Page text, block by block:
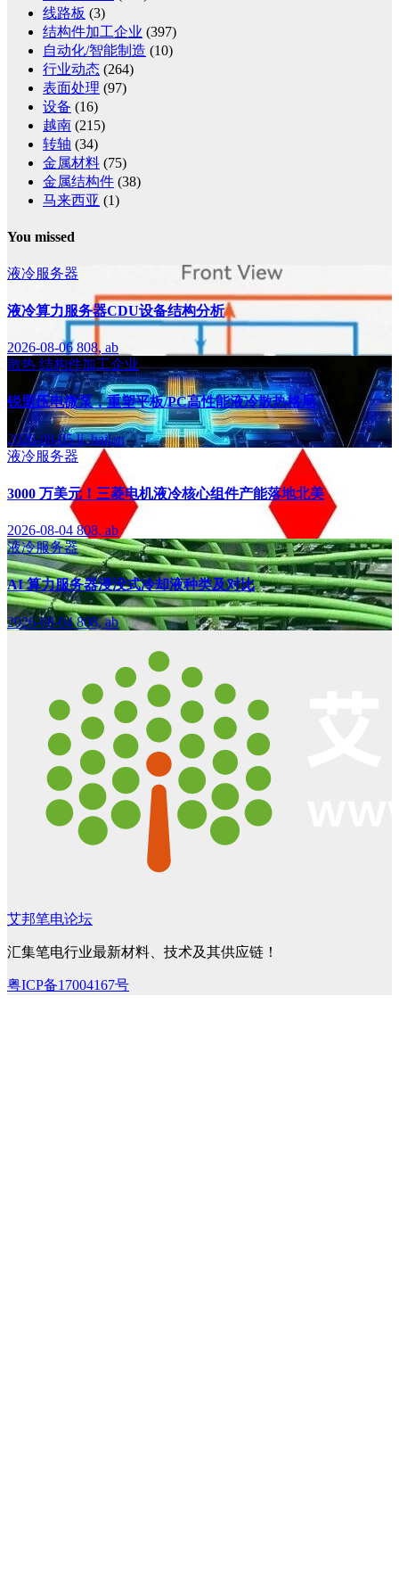
线路板 (3)
结构件加工企业 (397)
自动化/智能制造 (10)
行业动态 (264)
表面处理 (97)
设备 (16)
越南 (215)
转轴 (34)
金属材料 (75)
金属结构件 (38)
马来西亚 (1)
You missed
液冷服务器
液冷算力服务器CDU设备结构分析
2026-08-06808, ab
散热 结构件加工企业
锐盟压电微泵，重塑平板/PC高性能液冷散热格局
2026-08-05li, hailan
液冷服务器
3000 万美元！三菱电机液冷核心组件产能落地北美
2026-08-04 808, ab
液冷服务器
AI 算力服务器浸没式冷却液种类及对比
2026-08-04808, ab
艾邦笔电论坛
汇集笔电行业最新材料、技术及其供应链！
粤ICP备17004167号